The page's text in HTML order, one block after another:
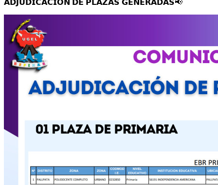
𝗔𝗗𝗝𝗨𝗗𝗜𝗖𝗔𝗖𝗜𝗢́𝗡 𝗗𝗘 𝗣𝗟𝗔𝗭𝗔𝗦 𝗚𝗘𝗡𝗘𝗥𝗔𝗗𝗔𝗦📢